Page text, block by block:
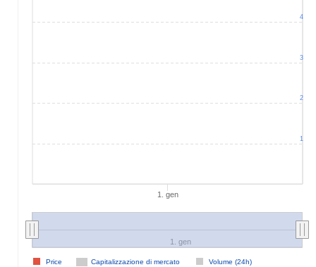
1. gen
Capitalizzazione di mercato Volume (24h)
Price
1. gen
1
2
3
4